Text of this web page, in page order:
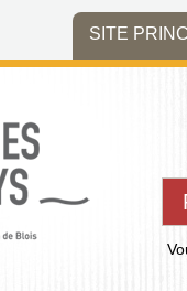
SITE